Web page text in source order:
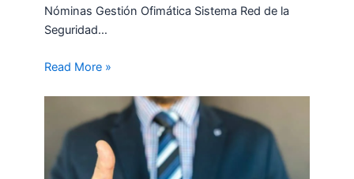
Nóminas Gestión Ofimática Sistema Red de la
Seguridad…
Read More »